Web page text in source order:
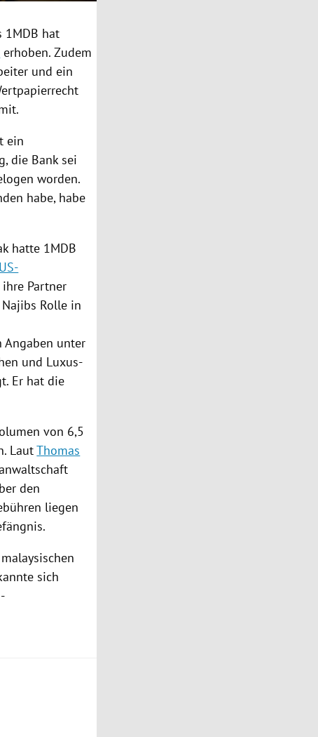
1MDB hat
erhoben. Zudem
und ein
ein
die Bank sei
worden.
habe, habe
hatte 1MDB
US-
Partner
Najibs Rolle in
Angaben unter
und Luxus-
Er hat die
von 6,5
LautThomas
den
liegen
sich